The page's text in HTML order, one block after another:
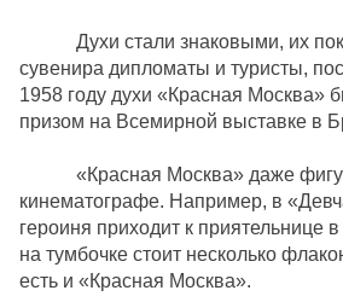
Духи стали знаковыми, их
сувенира дипломаты и туристы,
1958 году духи «Красная Москва»
призом на Всемирной выставке в
«Красная Москва» даже
кинематографе. Например, в
героиня приходит к приятельнице
на тумбочке стоит несколько
есть и «Красная Москва».